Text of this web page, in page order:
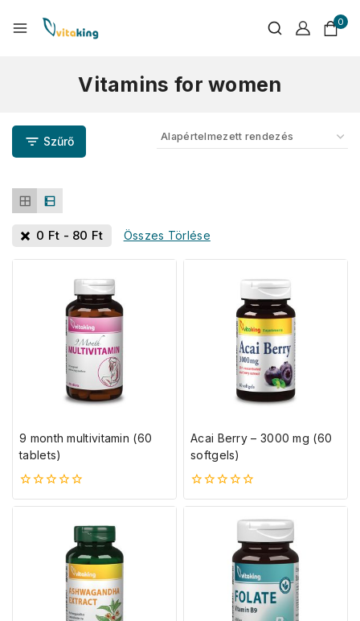
0
Vitamins for women
Szűrő
0 Ft - 80 Ft Összes Törlése
9 month multivitamin (60
tablets)
0
5-
Acai Berry – 3000 mg (60
softgels)
0
5-